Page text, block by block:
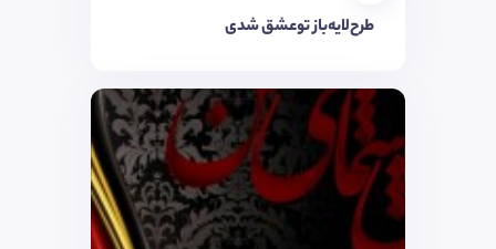
طرح‌لایه‌باز توعشق شدی